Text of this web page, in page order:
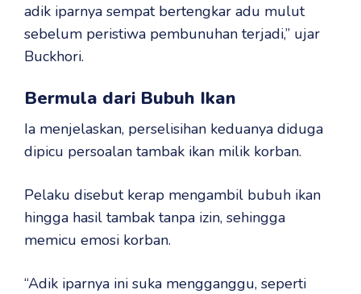
adik iparnya sempat bertengkar adu mulut
sebelum peristiwa pembunuhan terjadi,” ujar
Buckhori.
Bermula dari Bubuh Ikan
Ia menjelaskan, perselisihan keduanya diduga
dipicu persoalan tambak ikan milik korban.
Pelaku disebut kerap mengambil bubuh ikan
hingga hasil tambak tanpa izin, sehingga
memicu emosi korban.
“Adik iparnya ini suka mengganggu, seperti